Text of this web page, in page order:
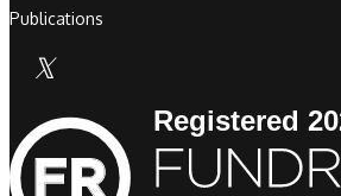
Publications